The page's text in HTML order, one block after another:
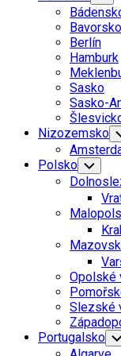
Child
Menu
Bavorsko
Berlín
Hamburk
Sasko
Sasko-
Nizozemsko
Polsko Toggle
Child
Menu
Opolské
Slezské
Portugalsko